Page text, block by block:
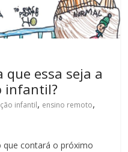
que essa seja a
infantil?
infantil, ensino remoto,
que contará o próximo